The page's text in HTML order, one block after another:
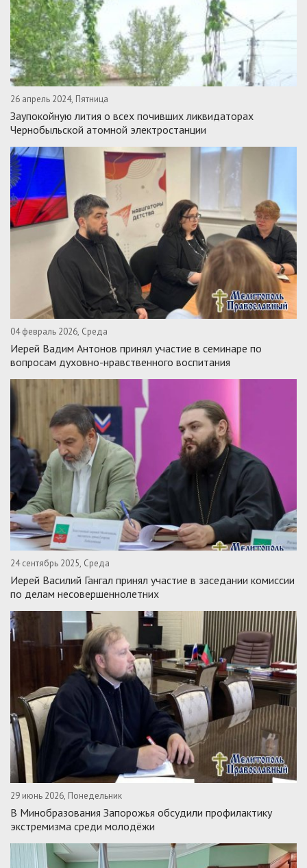
26 апрель 2024, Пятница
Заупокойную лития о всех почивших ликвидаторах
Чернобыльской атомной электростанции
04 февраль 2026, Среда
Иерей Вадим Антонов принял участие в семинаре по
вопросам духовно-нравственного воспитания
24 сентябрь 2025, Среда
Иерей Василий Гангал принял участие в заседании комиссии
по делам несовершеннолетних
29 июнь 2026, Понедельник
В Минобразования Запорожья обсудили профилактику
экстремизма среди молодёжи